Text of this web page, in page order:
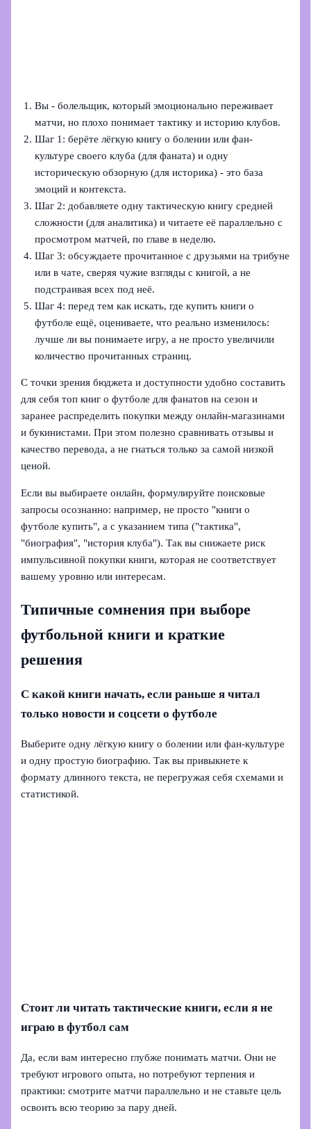
Вы - болельщик, который эмоционально переживает
матчи, но плохо понимает тактику и историю клубов.
Шаг 1: берёте лёгкую книгу о болении или фан-
культуре своего клуба (для фаната) и одну
историческую обзорную (для историка) - это база
эмоций и контекста.
Шаг 2: добавляете одну тактическую книгу средней
сложности (для аналитика) и читаете её параллельно с
просмотром матчей, по главе в неделю.
Шаг 3: обсуждаете прочитанное с друзьями на трибуне
или в чате, сверяя чужие взгляды с книгой, а не
подстраивая всех под неё.
Шаг 4: перед тем как искать, где купить книги о
футболе ещё, оцениваете, что реально изменилось:
лучше ли вы понимаете игру, а не просто увеличили
количество прочитанных страниц.
С точки зрения бюджета и доступности удобно составить
для себя топ книг о футболе для фанатов на сезон и
заранее распределить покупки между онлайн-магазинами
и букинистами. При этом полезно сравнивать отзывы и
качество перевода, а не гнаться только за самой низкой
ценой.
Если вы выбираете онлайн, формулируйте поисковые
запросы осознанно: например, не просто "книги о
футболе купить", а с указанием типа ("тактика",
"биография", "история клуба"). Так вы снижаете риск
импульсивной покупки книги, которая не соответствует
вашему уровню или интересам.
Типичные сомнения при выборе
футбольной книги и краткие
решения
С какой книги начать, если раньше я читал
только новости и соцсети о футболе
Выберите одну лёгкую книгу о болении или фан-культуре
и одну простую биографию. Так вы привыкнете к
формату длинного текста, не перегружая себя схемами и
статистикой.
Стоит ли читать тактические книги, если я не
играю в футбол сам
Да, если вам интересно глубже понимать матчи. Они не
требуют игрового опыта, но потребуют терпения и
практики: смотрите матчи параллельно и не ставьте цель
освоить всю теорию за пару дней.